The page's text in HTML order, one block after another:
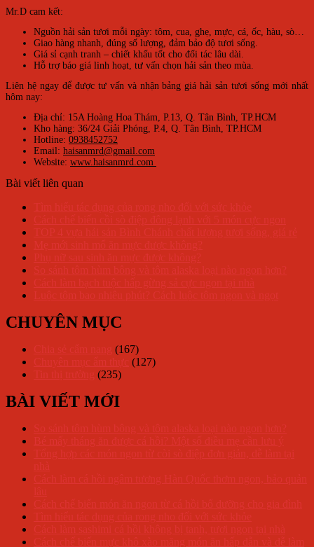
Mr.D cam kết:
Nguồn hải sản tươi mỗi ngày: tôm, cua, ghẹ, mực, cá, ốc, hàu, sò…
Giao hàng nhanh, đúng số lượng, đảm bảo độ tươi sống.
Giá sỉ cạnh tranh – chiết khấu tốt cho đối tác lâu dài.
Hỗ trợ báo giá linh hoạt, tư vấn chọn hải sản theo mùa.
Liên hệ ngay để được tư vấn và nhận bảng giá hải sản tươi sống mới nhất
hôm nay:
Địa chỉ: 15A Hoàng Hoa Thám, P.13, Q. Tân Bình, TP.HCM
Kho hàng: 36/24 Giải Phóng, P.4, Q. Tân Bình, TP.HCM
Hotline: 0938452752
Email: haisanmrd@gmail.com
Website: www.haisanmrd.com
Bài viết liên quan
CHUYÊN MỤC
(167)
(127)
(235)
BÀI VIẾT MỚI